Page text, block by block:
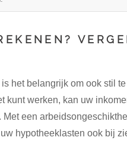
het belangrijk om ook stil
kunt werken, kan uw
een
hypotheeklasten ook bij